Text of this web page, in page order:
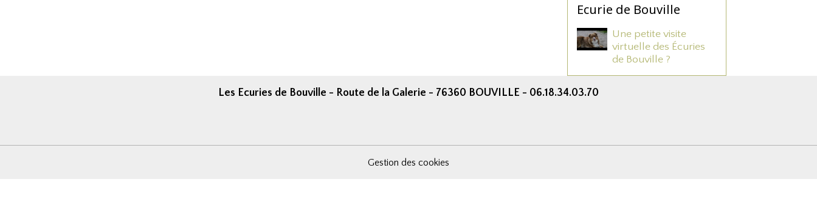
Ecurie de Bouville
Une petite visite
virtuelle des Écuries
de Bouville ?
Les Ecuries de Bouville - Route de la Galerie - 76360 BOUVILLE - 06.18.34.03.70
Gestion des cookies